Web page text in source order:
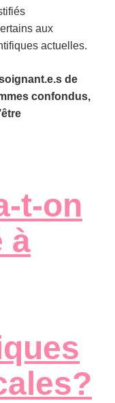
aux
actuelles.
de
confondus,
t-on
à